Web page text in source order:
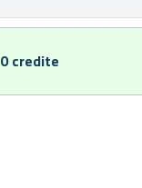
0 credite